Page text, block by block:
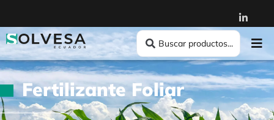
Fertilizante Foliar